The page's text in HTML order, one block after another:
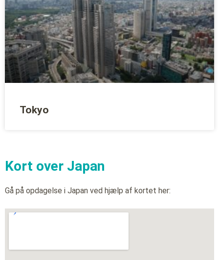
Tokyo
Kort over Japan
Gå på opdagelse i Japan ved hjælp af kortet her: